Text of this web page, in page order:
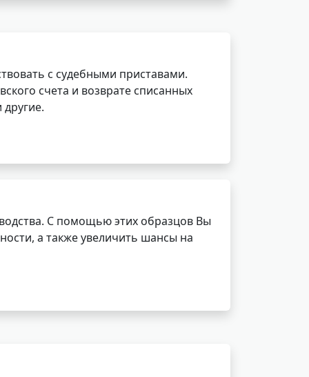
с судебными приставами.
счета и возврате списанных
С помощью этих образцов Вы
а также увеличить шансы на